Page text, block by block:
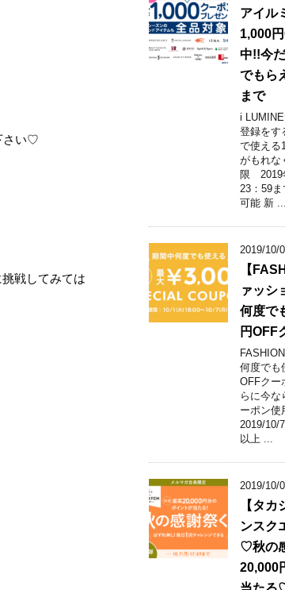
さい♡
戦してみては
アイル
1,000
中!!今
でもら
まで
i
登録をす
で使える
がもれな
限 2019
23：59
可能 新 ...
2019/10/
【
ァッシ
何度で
円OFF
何度でも
OFFクー
らに今な
ーポン使
2019/10/
以上 ...
2019/10/
【タカ
ンスク
♡秋の
20,000